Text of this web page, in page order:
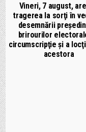
Vineri, 7 august,
tragerea la sorţi în
desemnării
brirourilor
circumscripţie şi a
acestora